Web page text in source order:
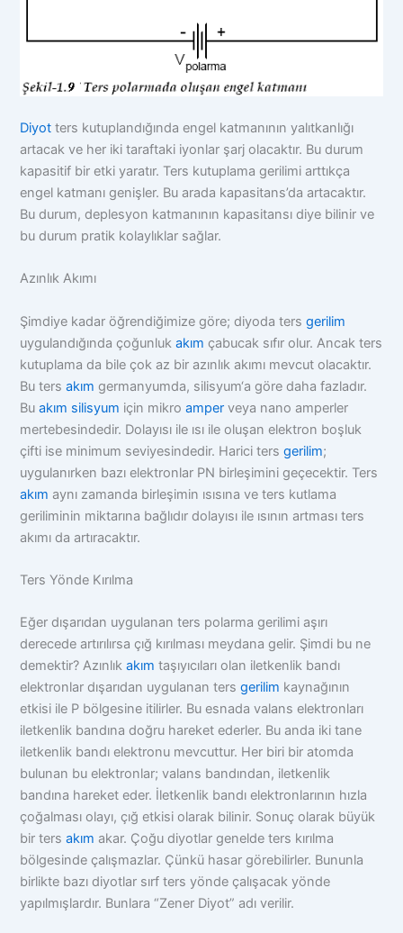
Diyot ters kutuplandığında engel katmanının yalıtkanlığı
artacak ve her iki taraftaki iyonlar şarj olacaktır. Bu durum
kapasitif bir etki yaratır. Ters kutuplama gerilimi arttıkça
engel katmanı genişler. Bu arada kapasitans’da artacaktır.
Bu durum, deplesyon katmanının kapasitansı diye bilinir ve
bu durum pratik kolaylıklar sağlar.
Azınlık Akımı
Şimdiye kadar öğrendiğimize göre; diyoda tersgerilim
uygulandığında çoğunlukakım çabucak sıfır olur. Ancak ters
kutuplama da bile çok az bir azınlık akımı mevcut olacaktır.
Bu tersakım germanyumda, silisyum‘a göre daha fazladır.
Buakım silisyum için mikroamper veya nano amperler
mertebesindedir. Dolayısı ile ısı ile oluşan elektron boşluk
çifti ise minimum seviyesindedir. Harici tersgerilim;
uygulanırken bazı elektronlar PN birleşimini geçecektir. Ters
akım aynı zamanda birleşimin ısısına ve ters kutlama
geriliminin miktarına bağlıdır dolayısı ile ısının artması ters
akımı da artıracaktır.
Ters Yönde Kırılma
Eğer dışarıdan uygulanan ters polarma gerilimi aşırı
derecede artırılırsa çığ kırılması meydana gelir. Şimdi bu ne
demektir? Azınlıkakım taşıyıcıları olan iletkenlik bandı
elektronlar dışarıdan uygulanan tersgerilim kaynağının
etkisi ile P bölgesine itilirler. Bu esnada valans elektronları
iletkenlik bandına doğru hareket ederler. Bu anda iki tane
iletkenlik bandı elektronu mevcuttur. Her biri bir atomda
bulunan bu elektronlar; valans bandından, iletkenlik
bandına hareket eder. İletkenlik bandı elektronlarının hızla
çoğalması olayı, çığ etkisi olarak bilinir. Sonuç olarak büyük
bir tersakım akar. Çoğu diyotlar genelde ters kırılma
bölgesinde çalışmazlar. Çünkü hasar görebilirler. Bununla
birlikte bazı diyotlar sırf ters yönde çalışacak yönde
yapılmışlardır. Bunlara“Zener Diyot” adı verilir.